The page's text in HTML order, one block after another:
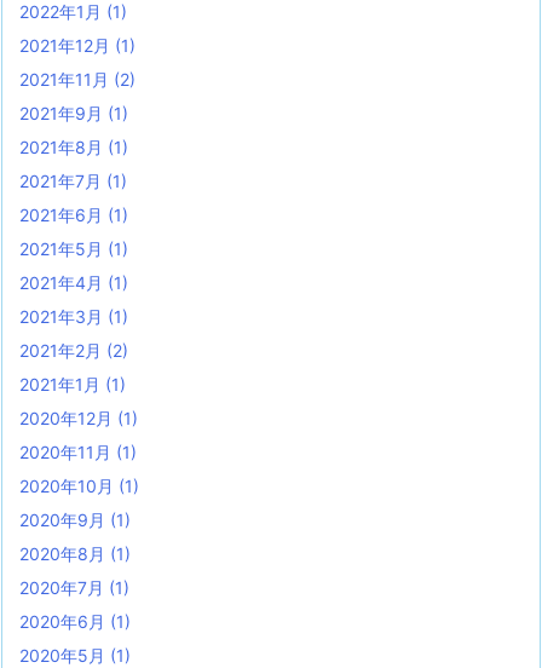
2022年1月 (1)
2021年12月 (1)
2021年11月 (2)
2021年9月 (1)
2021年8月 (1)
2021年7月 (1)
2021年6月 (1)
2021年5月 (1)
2021年4月 (1)
2021年3月 (1)
2021年2月 (2)
2021年1月 (1)
2020年12月 (1)
2020年11月 (1)
2020年10月 (1)
2020年9月 (1)
2020年8月 (1)
2020年7月 (1)
2020年6月 (1)
2020年5月 (1)